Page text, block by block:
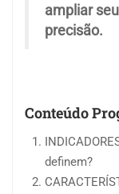
ampliar
precisão.
Conteúdo
definem?